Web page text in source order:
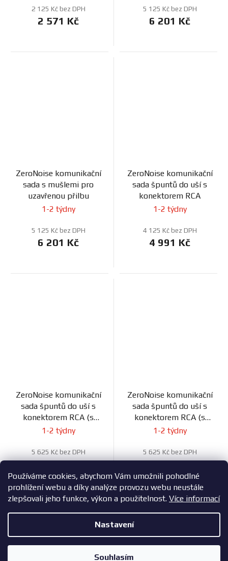
Používáme cookies, abychom Vám umožnili pohodlné
prohlížení webu a díky analýze provozu webu neustále
zlepšovali jeho funkce, výkon a použitelnost. Více informací
Nastavení
Souhlasím
2 125 Kč bez DPH
2 571 Kč
5 125 Kč bez DPH
6 201 Kč
ZeroNoise komunikační
sada s mušlemi pro
uzavřenou přilbu
1-2 týdny
5 125 Kč bez DPH
6 201 Kč
ZeroNoise komunikační
sada špuntů do uší s
konektorem RCA
1-2 týdny
4 125 Kč bez DPH
4 991 Kč
ZeroNoise komunikační
sada špuntů do uší s
konektorem RCA (s
dlouhým zvukovodem)
1-2 týdny
5 625 Kč bez DPH
6 806 Kč
ZeroNoise komunikační
sada špuntů do uší s
konektorem RCA (s
krátkým zvukovodem)
1-2 týdny
5 625 Kč bez DPH
6 806 Kč
O
v
l
26položek celkem
Copyright 2026ZavodniAuta.cz. Všechna práva vyhrazena.|
Zásady ochrany osobních údajů